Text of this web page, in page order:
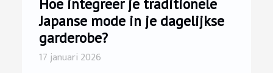
Hoe integreer je traditionele
Japanse mode in je dagelijkse
garderobe?
17 januari 2026